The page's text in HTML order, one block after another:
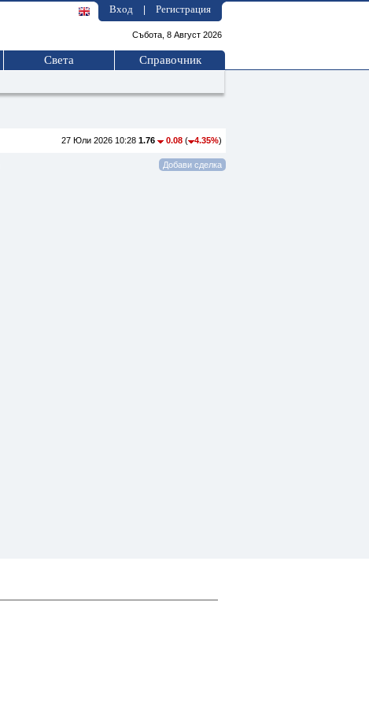
Вход Регистрация
Събота, 8 Август 2026
Света Справочник
27 Юли 2026 10:28 1.76 0.08 ( 4.35%)